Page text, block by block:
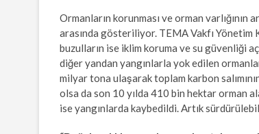
Ormanların korunması ve orman
arasında gösteriliyor. TEMA Vakfı Yönetim
buzulların ise iklim koruma ve su güvenliği
diğer yandan yangınlarla yok edilen
milyar tona ulaşarak toplam karbon
olsa da son 10 yılda 410 bin hektar orman
ise yangınlarda kaybedildi. Artık